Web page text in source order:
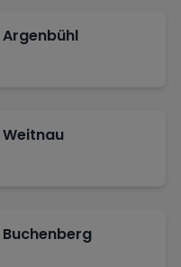
Argenbühl
Weitnau
Buchenberg